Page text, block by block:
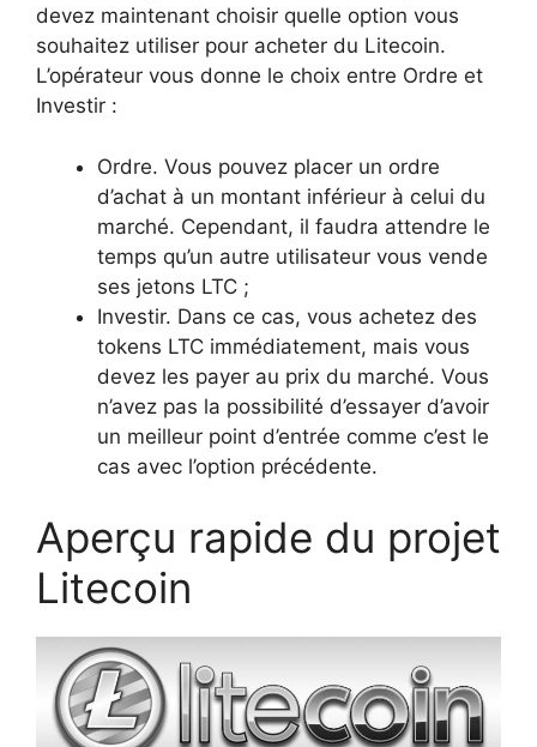
devez maintenant choisir quelle option vous
souhaitez utiliser pour acheter du Litecoin.
L’opérateur vous donne le choix entre Ordre et
Investir :
Ordre. Vous pouvez placer un ordre
d’achat à un montant inférieur à celui du
marché. Cependant, il faudra attendre le
temps qu’un autre utilisateur vous vende
ses jetons LTC ;
Investir. Dans ce cas, vous achetez des
tokens LTC immédiatement, mais vous
devez les payer au prix du marché. Vous
n’avez pas la possibilité d’essayer d’avoir
un meilleur point d’entrée comme c’est le
cas avec l’option précédente.
Aperçu rapide du projet
Litecoin